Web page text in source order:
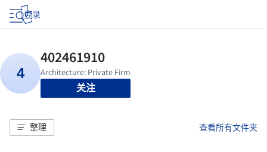
登录
关注
整理 查看所有文件夹